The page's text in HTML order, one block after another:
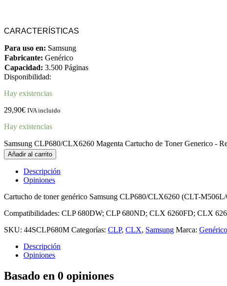
CARACTERÍSTICAS
Para uso en: Samsung
Fabricante: Genérico
Capacidad: 3.500 Páginas
Disponibilidad:
Hay existencias
29,90€ IVA incluido
Hay existencias
Samsung CLP680/CLX6260 Magenta Cartucho de Toner Generico -
Añadir al carrito
Descripción
Opiniones
Cartucho de toner genérico Samsung CLP680/CLX6260 (CLT-
Compatibilidades: CLP 680DW; CLP 680ND; CLX 6260FD; CLX
SKU: 44SCLP680M Categorías: CLP, CLX, Samsung Marca: Genérico
Descripción
Opiniones
Basado en 0 opiniones